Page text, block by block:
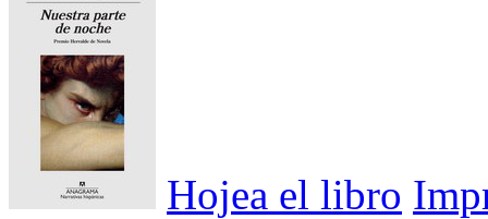
Hojea el libro